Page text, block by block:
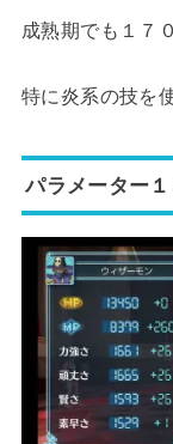
成熟期でも１７
特に炎系の技を
パラメーター１